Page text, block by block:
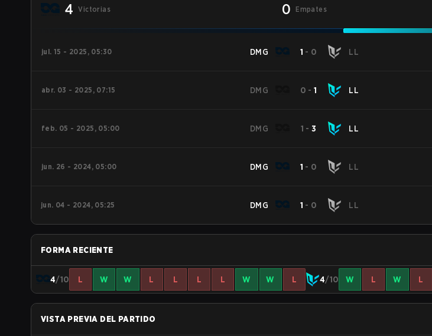
4 Victorias 0 Empates
jul. 15 - 2025, 05:30 DMG 1 - 0 LL
abr. 03 - 2025, 07:15 DMG 0 -1 LL
feb. 05 - 2025, 05:00 DMG 1 -3 LL
jun. 26 - 2024, 05:00 DMG 1 - 0 LL
jun. 04 - 2024, 05:25 DMG 1 - 0 LL
FORMA RECIENTE
4/10 L W W L L L L W W L 4/10 W L W L
VISTA PREVIA DEL PARTIDO